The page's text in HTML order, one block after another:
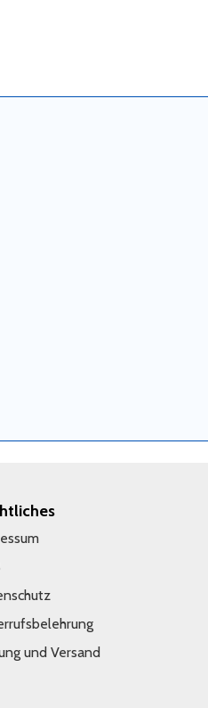
und Versand